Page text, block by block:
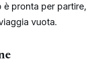
è pronta per partire,
vuota.